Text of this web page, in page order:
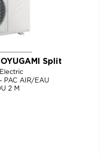
Split
PAC AIR/EAU
2 M